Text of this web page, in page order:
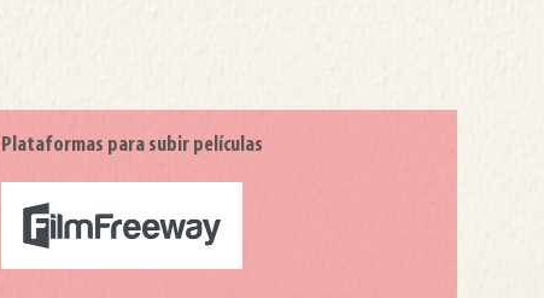
Plataformas para subir películas